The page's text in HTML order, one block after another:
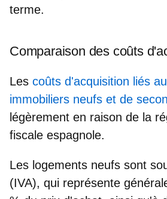
terme.
Comparaison des coûts
Les coûts d'acquisition liés
immobiliers neufs et de
légèrement en raison de la
fiscale espagnole.
Les logements neufs sont
(IVA), qui représente